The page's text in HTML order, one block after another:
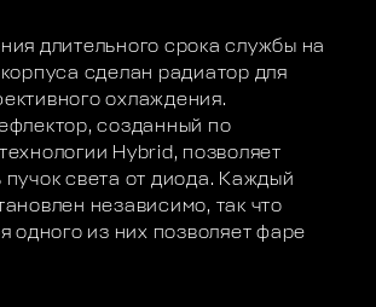
длительного срока службы на
сделан радиатор для
охлаждения.
созданный по
Hybrid, позволяет
пучок света от диода. Каждый
независимо, так что
одного из них позволяет фаре